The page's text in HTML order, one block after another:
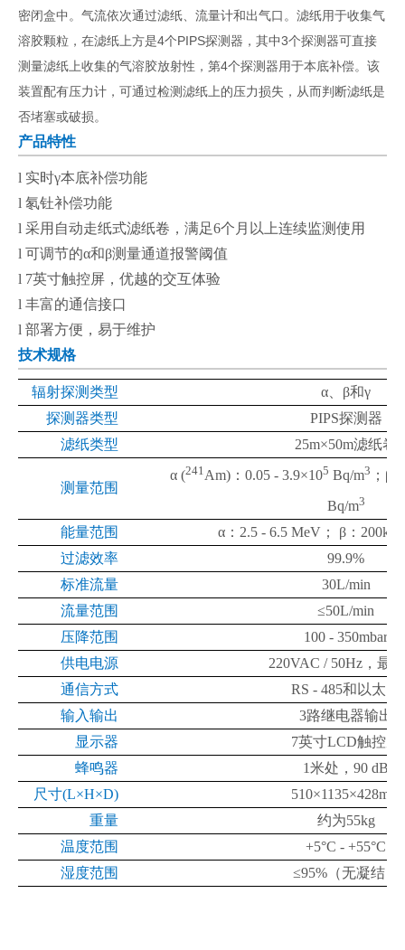
密闭盒中。气流依次通过滤纸、流量计和出气口。滤纸用于收集气
溶胶颗粒，在滤纸上方是4个PIPS探测器，其中3个探测器可直接
测量滤纸上收集的气溶胶放射性，第4个探测器用于本底补偿。该
装置配有压力计，可通过检测滤纸上的压力损失，从而判断滤纸是
否堵塞或破损。
产品特性
l 实时γ本底补偿功能
l 氡钍补偿功能
l 采用自动走纸式滤纸卷，满足6个月以上连续监测使用
l 可调节的α和β测量通道报警阈值
l 7英寸触控屏，优越的交互体验
l 丰富的通信接口
l 部署方便，易于维护
技术规格
辐射探测类型 α β和γ
探测器类型
PIPS探测器
滤纸类型
25m×50m滤纸卷
测量范围
α (241Am)： 0.05 - 3.9×105 Bq/m3 ； β (
Bq/m3
能量范围 α ： 2.5 - 6.5 MeV ； β ：
过滤效率
99.9%
标准流量
30L/min
流量范围
≤50L/min
压降范围
100 - 350mbar
供电电源
220VAC / 50Hz，最大
通信方式
RS - 485和以太网
输入输出
3路继电器输出
显示器
7英寸LCD触控屏
蜂鸣器
1米处， 90 dB
尺寸(L×H×D)
510×1135×428mm
重量
约为55kg
温度范围
+5°C - +55°C
湿度范围
≤95%（无凝结）